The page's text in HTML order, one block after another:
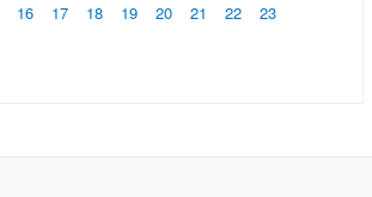
16 17 18 19 20 21 22 23